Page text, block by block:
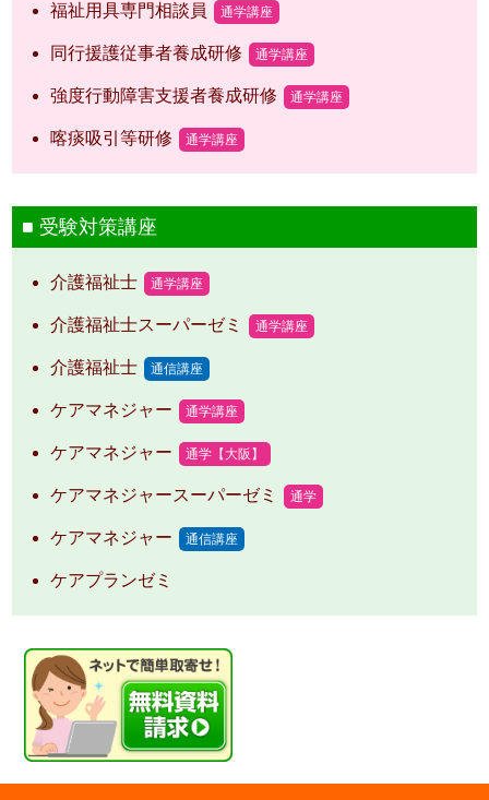
福祉用具専門相談員 通学講座
同行援護従事者養成研修 通学講座
強度行動障害支援者養成研修 通学講座
喀痰吸引等研修 通学講座
受験対策講座
介護福祉士 通学講座
介護福祉士スーパーゼミ 通学講座
介護福祉士 通信講座
ケアマネジャー 通学講座
ケアマネジャー 通学【大阪】
ケアマネジャースーパーゼミ 通学
ケアマネジャー 通信講座
ケアプランゼミ